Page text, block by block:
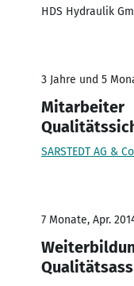
HDS Hydraulik
3 Jahre und 5
Mitarbeiter
SARSTEDT AG &
7 Monate, Apr.